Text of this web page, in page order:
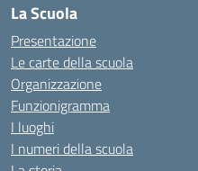
La Scuola
Presentazione
Le carte della scuola
Organizzazione
Funzionigramma
I luoghi
I numeri della scuola